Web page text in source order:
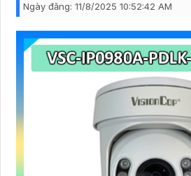
Ngày đăng: 11/8/2025 10:52:42 AM